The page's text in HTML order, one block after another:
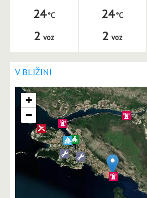
24
2 voz
24
2 voz
V BLIŽINI
+
−